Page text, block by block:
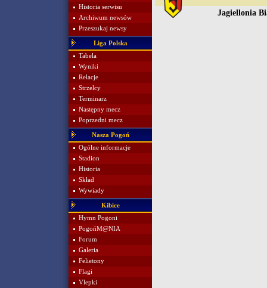
Historia serwisu
Archiwum newsów
Przeszukaj newsy
Liga Polska
Tabela
Wyniki
Relacje
Strzelcy
Terminarz
Następny mecz
Poprzedni mecz
Nasza Pogoń
Ogólne informacje
Stadion
Historia
Skład
Wywiady
Kibice
Hymn Pogoni
PogońM@NIA
Forum
Galeria
Felietony
Flagi
Vlepki
Jagiellonia